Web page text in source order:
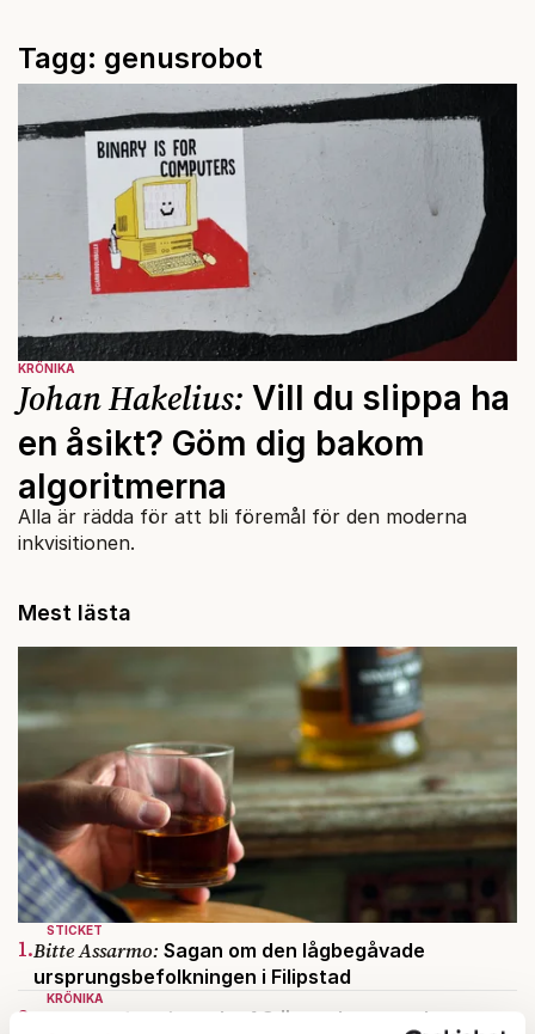
Tagg: genusrobot
KRÖNIKA
Johan Hakelius: Vill du slippa ha
en åsikt? Göm dig bakom
algoritmerna
Alla är rädda för att bli föremål för den moderna
inkvisitionen.
Mest lästa
STICKET
1.Bitte Assarmo: Sagan om den lågbegåvade
ursprungsbefolkningen i Filipstad
KRÖNIKA
2. Frans Wachtmeister:
Ja, AC är ett hot mot den